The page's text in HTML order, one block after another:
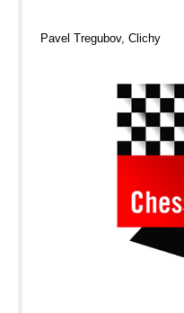
Pavel Tregubov, Clichy